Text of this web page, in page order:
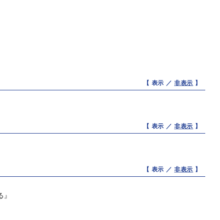
【 表示 ／ 非表示 】
【 表示 ／ 非表示 】
【 表示 ／ 非表示 】